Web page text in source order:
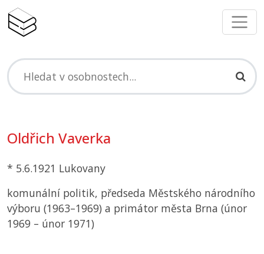
Oldřich Vaverka
* 5.6.1921 Lukovany
komunální politik, předseda Městského národního
výboru (1963–1969) a primátor města Brna (únor
1969 – únor 1971)